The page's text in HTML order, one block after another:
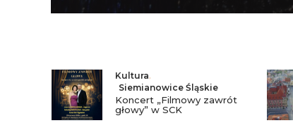
Kultura,
Siemianowice Śląskie
Koncert „Filmowy zawrót
głowy” w SCK